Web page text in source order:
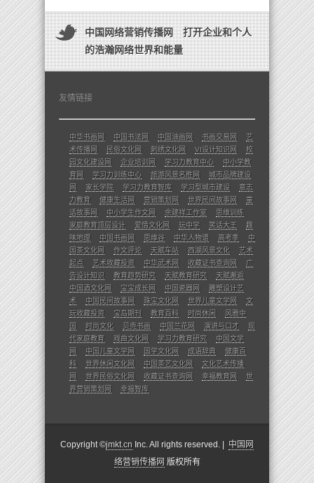
中国网络营销传播网 打开企业和个人
的浩瀚网络世界和能量
友情链接
中华书画网 中国书法网 中国油画网 书画交易网
艺
术传播网
民俗文化网 刺绣文化网 VI设计知识网
校
园文化建设网
企业培训网 学习力教育中心
中小学教
育网
学习力训练中心 旅游风景名胜网
城市品牌建设
网
家长学院 学习力教育智库 学习型城市建设
意志
力教育
健康生活网 营销策划网 世界民间故事网
童
话故事网
中小学生作文网 余建祥工作室
思维训练
家庭教育顶层设计
爱情文化网 玩中学 笑话大王
趣
味地理
中国书画网 思维谷 中华人物谱 高考季
中
国茶文化网
作文评论 天赋车站 西湖风景文化
艺术
起点
艺术收藏投资 中华武术网 收藏证书查询网
广
告设计知识
教育趋势研究 天赋教育研究
天赋邂逅
中国酒文化网
宝宝成长网 中国瓷器网
雕塑设计艺
术
中国民间故事网 珠宝文化网 世界儿童文学网
文
玩收藏投资
宝岛期刊 教育百科 时尚休闲
风雅中
国
时尚文化 贝壳书画 中国兰花网 演讲与口才
现
代家庭教育
戏曲文化网 学习力教育研究
中国文学
网
中国儿童文学网 国学文化网 成语辞典
健康百
科
世界休闲文化网 中国茶艺文化网
文化艺术传播
网
世界民俗文化网 收藏证书查询网 幸福教育网
世
界营销策划网
幸福智库
Copyright ©jmkt.cn Inc. All rights reserved. | 中国网
络营销传播网 版权所有